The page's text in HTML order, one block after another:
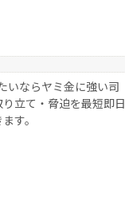
いならヤミ金に強い司
立て・脅迫を最短即日
す。